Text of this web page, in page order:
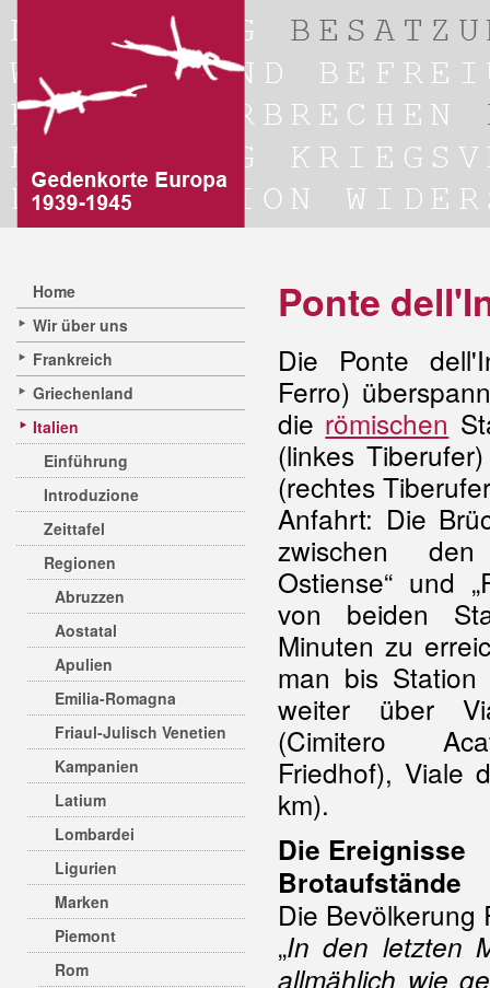
Home
Wir über uns
Frankreich
Griechenland
Italien
Einführung
Introduzione
Zeittafel
Regionen
Abruzzen
Aostatal
Apulien
Emilia-Romagna
Friaul-Julisch Venetien
Kampanien
Latium
Lombardei
Ligurien
Marken
Piemont
Rom
Ponte
Die Ponte
Ferro)
die römischen
(linkes
(rechtes
Anfahrt: Die
zwischen den
Ostiense“ und
von beiden
Minuten zu
man bis Station
weiter über
(Cimitero
Friedhof), Viale
km).
Die Ereignisse
Brotaufstände
Die Bevölkerung
„In den letzten
allmählich wie